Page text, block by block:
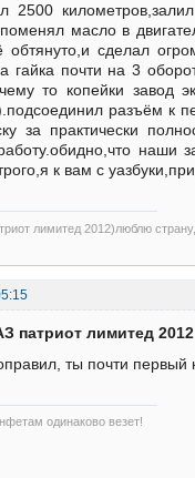
2500
масло в
обтянуто,и сделал
гайка почти на 3
то копейки завод
разъём к
за практически
наши
к вам с
лимитед 2012)люблю
патриот лимитед 2012
ты почти
одинаково везет!